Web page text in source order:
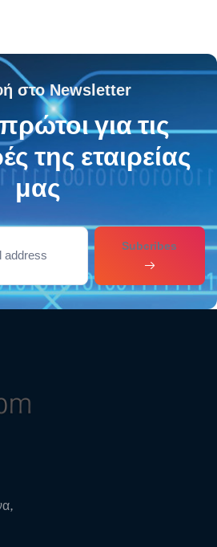
στο Newsletter
για τις
της εταιρείας
μας
Subcribes